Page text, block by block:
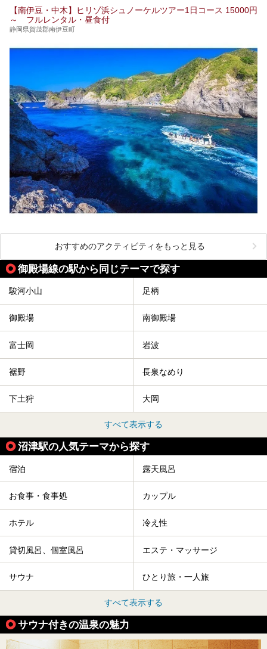
【南伊豆・中木】ヒリゾ浜シュノーケルツアー1日コース 15000円
～ フルレンタル・昼食付
静岡県賀茂郡南伊豆町
おすすめのアクティビティをもっと見る
御殿場線の駅から同じテーマで探す
駿河小山 足柄
御殿場 南御殿場
富士岡 岩波
裾野 長泉なめり
下土狩 大岡
すべて表示する
沼津駅の人気テーマから探す
宿泊 露天風呂
お食事・食事処 カップル
ホテル 冷え性
貸切風呂、個室風呂 エステ・マッサージ
サウナ ひとり旅・一人旅
すべて表示する
サウナ付きの温泉の魅力